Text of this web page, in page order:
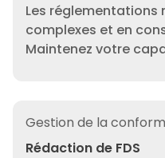
Les réglementations
complexes et en
Maintenez votre
commercialisation,
répondez aux
réglementations et
émergentes.
Gestion de la
Rédaction de FDS